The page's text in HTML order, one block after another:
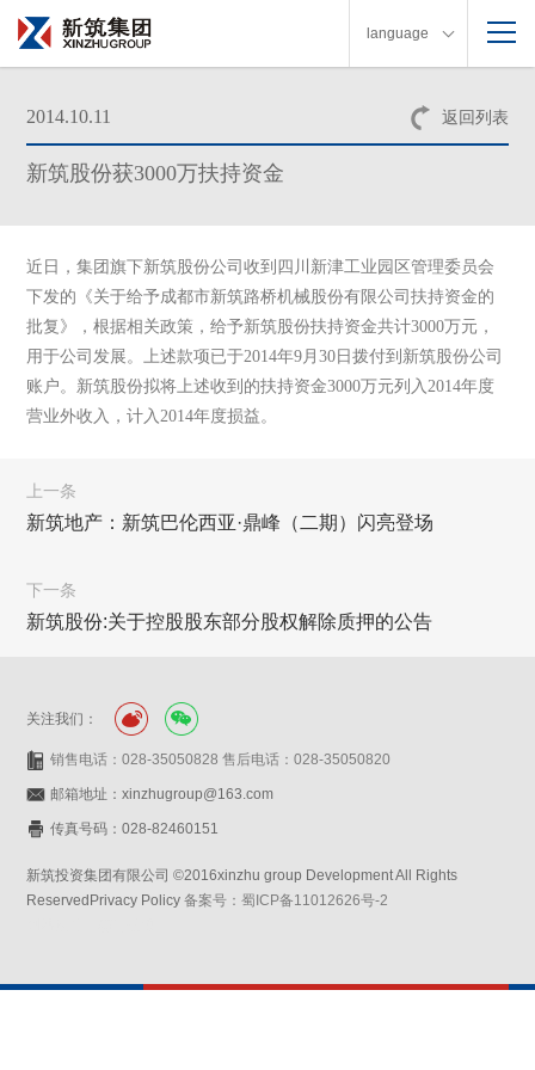
language
返回列表
2014.10.11
新筑股份获3000万扶持资金
近日，集团旗下新筑股份公司收到四川新津工业园区管理委员会
下发的《关于给予成都市新筑路桥机械股份有限公司扶持资金的
批复》，根据相关政策，给予新筑股份扶持资金共计3000万元，
用于公司发展。上述款项已于2014年9月30日拨付到新筑股份公司
账户。新筑股份拟将上述收到的扶持资金3000万元列入2014年度
营业外收入，计入2014年度损益。
上一条
新筑地产：新筑巴伦西亚·鼎峰（二期）闪亮登场
下一条
新筑股份:关于控股股东部分股权解除质押的公告
关注我们：
销售电话：028-35050828 售后电话：028-35050820
邮箱地址：xinzhugroup@163.com
传真号码：028-82460151
新筑投资集团有限公司 ©2016xinzhu group Development All Rights
ReservedPrivacy Policy备案号：蜀ICP备11012626号-2